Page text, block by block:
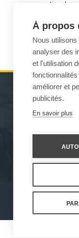
consommation de
pour la conduite de
Drive renforce
réduisant le niveau
MACHINES
DE
ENGINS DE
Paramètres des
À propos
Nous
analyser des
et l'utilisation
améliorer et
publicités.
En savoir plus